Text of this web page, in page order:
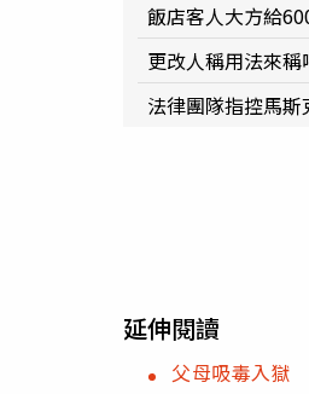
飯店客人大方給
更改人稱用法來
法律團隊指控馬
延伸閱讀
父母吸毒入獄